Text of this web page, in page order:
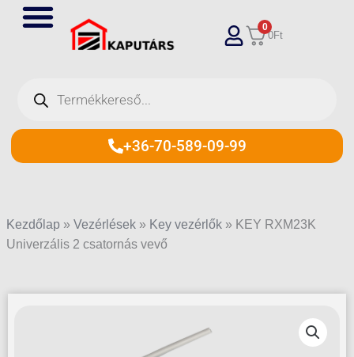
Skip
0
0Ft
+36-70-589-09-99
Kezdőlap » Vezérlések » Key vezérlők » KEY RXM23K
Univerzális 2 csatornás vevő